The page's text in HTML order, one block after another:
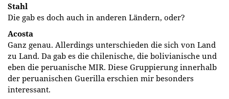
Stahl
Die gab es doch auch in anderen Ländern, oder?
Acosta
Ganz genau. Allerdings unterschieden die sich von Land
zu Land. Da gab es die chilenische, die bolivianische und
eben die peruanische MIR. Diese Gruppierung innerhalb
der peruanischen Guerilla erschien mir besonders
interessant.